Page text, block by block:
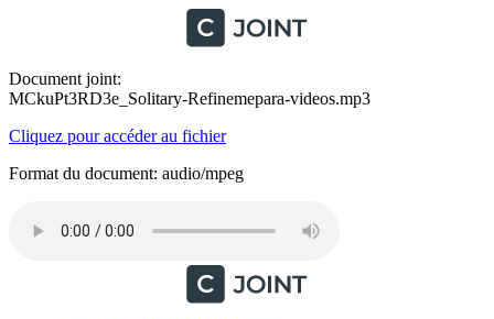
Document joint:
MCkuPt3RD3e_Solitary-Refinemepara-videos.mp3
Cliquez pour accéder au fichier
Format du document: audio/mpeg